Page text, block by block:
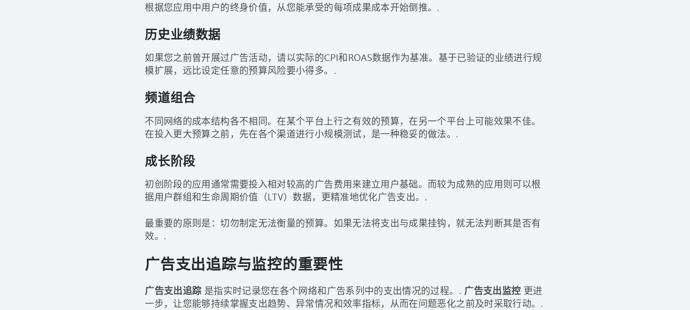
根据您应用中用户的终身价值，从您能承受的每项成果成本开始倒推。.
历史业绩数据
如果您之前曾开展过广告活动，请以实际的CPI和ROAS数据作为基准。基于已验证的业绩进行规
模扩展，远比设定任意的预算风险要小得多。.
频道组合
不同网络的成本结构各不相同。在某个平台上行之有效的预算，在另一个平台上可能效果不佳。
在投入更大预算之前，先在各个渠道进行小规模测试，是一种稳妥的做法。.
成长阶段
初创阶段的应用通常需要投入相对较高的广告费用来建立用户基础。而较为成熟的应用则可以根
据用户群组和生命周期价值（LTV）数据，更精准地优化广告支出。.
最重要的原则是：切勿制定无法衡量的预算。如果无法将支出与成果挂钩，就无法判断其是否有
效。.
广告支出追踪与监控的重要性
广告支出追踪 是指实时记录您在各个网络和广告系列中的支出情况的过程。. 广告支出监控 更进
一步，让您能够持续掌握支出趋势、异常情况和效率指标，从而在问题恶化之前及时采取行动。.